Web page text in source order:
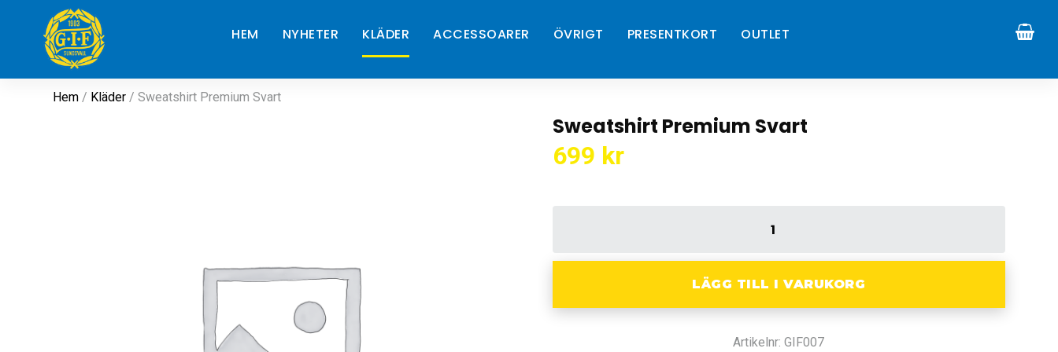
HEM NYHETER KLÄDER ACCESSOARER ÖVRIGT PRESENTKORT OUTLET
Hem / Kläder / Sweatshirt Premium Svart
Sweatshirt Premium Svart
699 kr
LÄGG TILL I VARUKORG
Artikelnr: GIF007